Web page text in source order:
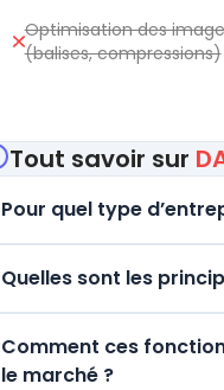
Optimisation des
(balises, compressions)
Tout savoir sur
Pour quel type
Quelles sont les
Comment ces
le marché ?